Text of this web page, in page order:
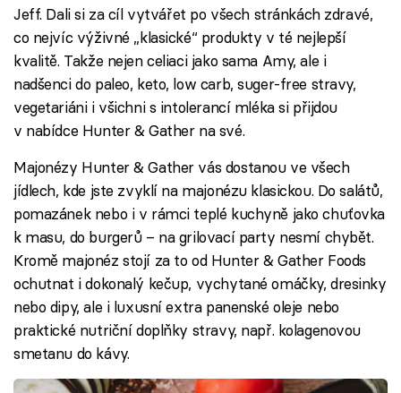
Jeff. Dali si za cíl vytvářet po všech stránkách zdravé,
co nejvíc výživné „klasické“ produkty v té nejlepší
kvalitě. Takže nejen celiaci jako sama Amy, ale i
nadšenci do paleo, keto, low carb, suger-free stravy,
vegetariáni i všichni s intolerancí mléka si přijdou
v nabídce Hunter & Gather na své.
Majonézy Hunter & Gather vás dostanou ve všech
jídlech, kde jste zvyklí na majonézu klasickou. Do salátů,
pomazánek nebo i v rámci teplé kuchyně jako chuťovka
k masu, do burgerů – na grilovací party nesmí chybět.
Kromě majonéz stojí za to od Hunter & Gather Foods
ochutnat i dokonalý kečup, vychytané omáčky, dresinky
nebo dipy, ale i luxusní extra panenské oleje nebo
praktické nutriční doplňky stravy, např. kolagenovou
smetanu do kávy.